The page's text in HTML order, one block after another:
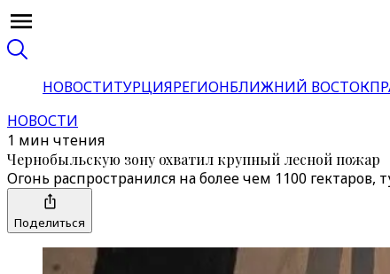
НОВОСТИТУРЦИЯРЕГИОНБЛИЖНИЙ ВОСТОК
НОВОСТИ
1 мин чтения
Чернобыльскую зону охватил крупный лесной пожар
Огонь распространился на более чем 1100
Поделиться